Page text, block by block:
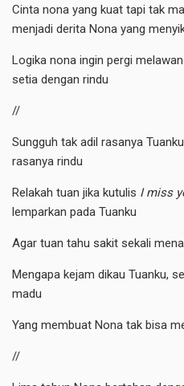
Cinta nona yang kuat tapi tak
menjadi derita Nona yang
Logika nona ingin pergi
setia dengan rindu
//
Sungguh tak adil rasanya
rasanya rindu
Relakah tuan jika kutulis I miss
lemparkan pada Tuanku
Agar tuan tahu sakit sekali
Mengapa kejam dikau Tuanku,
madu
Yang membuat Nona tak bisa
//